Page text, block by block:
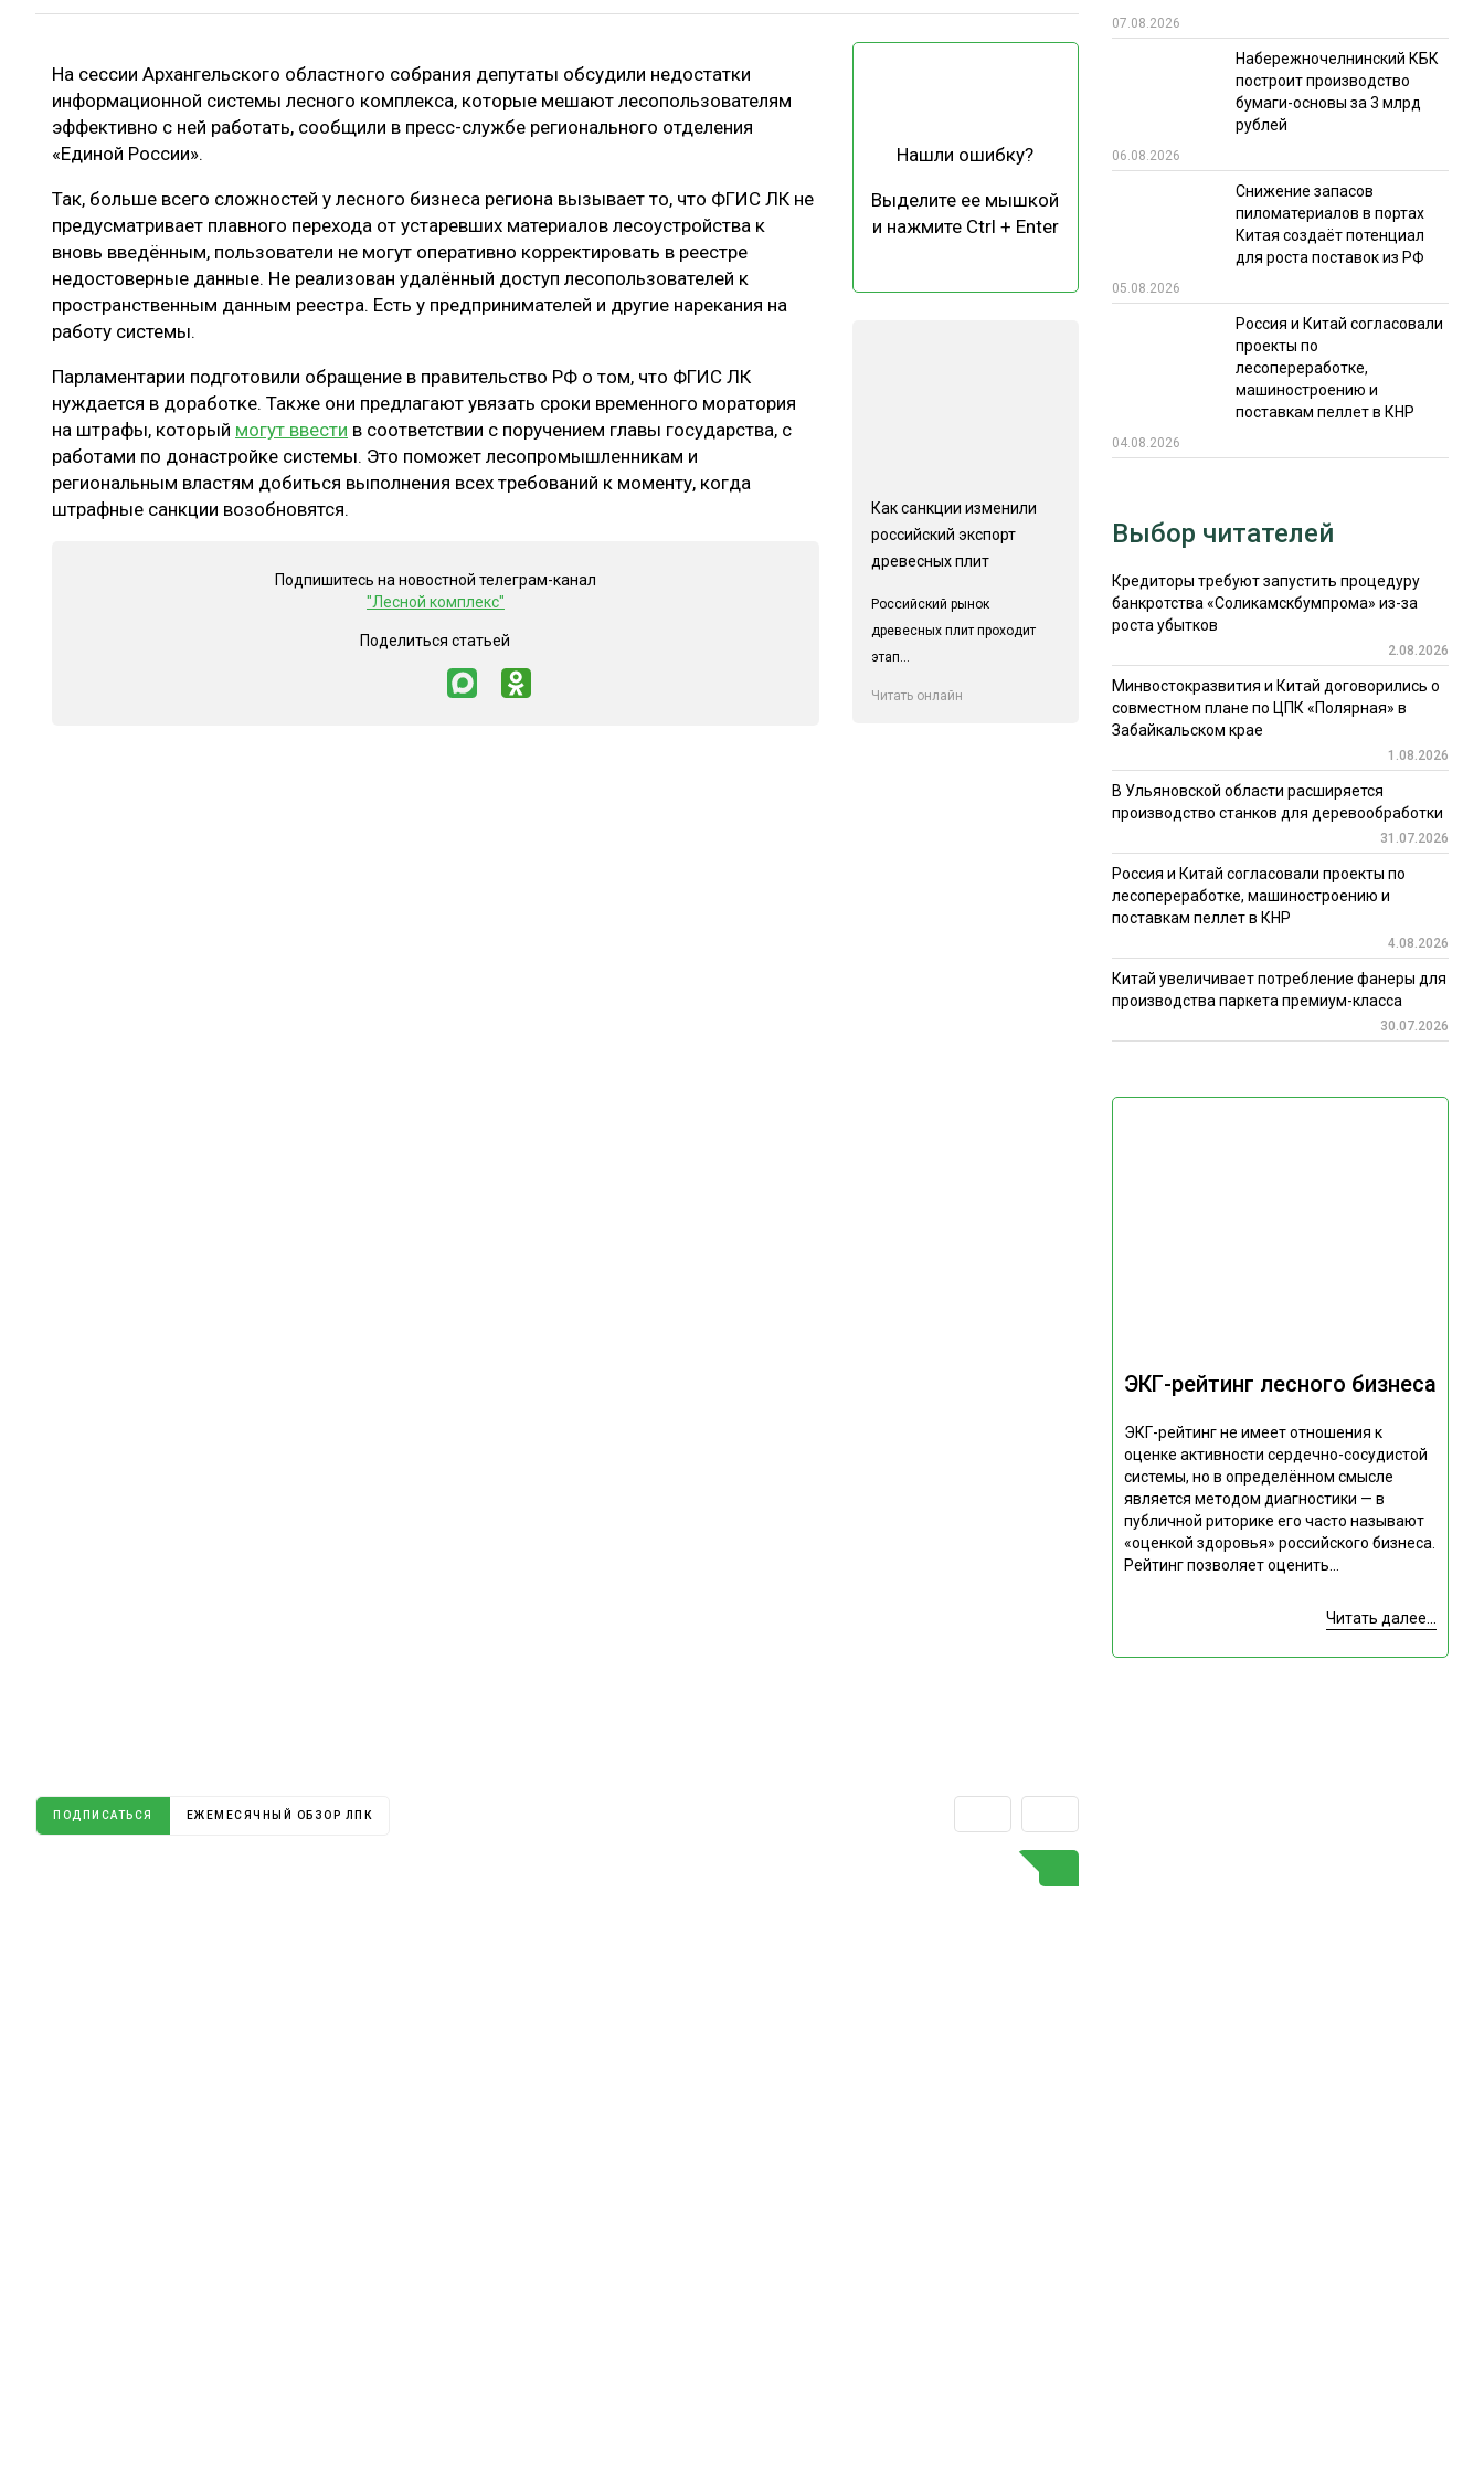
ЛЕСОВОССТАНОВЛЕНИЕ И ЗАЩИТА
ПРОИЗВОДСТВО ДРЕВЕСНЫХ ПЛИТ
ЦБП
СУШКА ДРЕВЕСИНЫ РЫНОК
РЫНКИ СБЫТА
ЭКСПЕРТНОЕ МНЕНИЕ
ИТОГИ МЕРОПРИЯТИЙ
На сессии Архангельского областного собрания депутаты обсудили недостатки
информационной системы лесного комплекса, которые мешают лесопользователям
эффективно с ней работать, сообщили в пресс-службе регионального отделения
«Единой России».
Так, больше всего сложностей у лесного бизнеса региона вызывает то, что ФГИС ЛК не
предусматривает плавного перехода от устаревших материалов лесоустройства к
вновь введённым, пользователи не могут оперативно корректировать в реестре
недостоверные данные. Не реализован удалённый доступ лесопользователей к
пространственным данным реестра. Есть у предпринимателей и другие нарекания на
работу системы.
Парламентарии подготовили обращение в правительство РФ о том, что ФГИС ЛК
нуждается в доработке. Также они предлагают увязать сроки временного моратория
на штрафы, который могут ввести в соответствии с поручением главы государства, с
работами по донастройке системы. Это поможет лесопромышленникам и
региональным властям добиться выполнения всех требований к моменту, когда
штрафные санкции возобновятся.
Подпишитесь на новостной телеграм-канал
"Лесной комплекс"
Поделиться статьей
Нашли ошибку?
Выделите ее мышкой
и нажмите Ctrl + Enter
Как санкции изменили
российский экспорт
древесных плит
Российский рынок
древесных плит проходит
этап...
Читать онлайн
07.08.2026
Набережночелнинский КБК
построит производство
бумаги-основы за 3 млрд
рублей
06.08.2026
Снижение запасов
пиломатериалов в портах
Китая создаёт потенциал
для роста поставок из РФ
05.08.2026
Россия и Китай согласовали
проекты по
лесопереработке,
машиностроению и
поставкам пеллет в КНР
04.08.2026
ЭКГ-рейтинг лесного бизнеса
ЭКГ-рейтинг не имеет отношения к
оценке активности сердечно-сосудистой
системы, но в определённом смысле
является методом диагностики — в
публичной риторике его часто называют
«оценкой здоровья» российского бизнеса.
Рейтинг позволяет оценить...
Читать далее...
ПОДПИСАТЬСЯ ЕЖЕМЕСЯЧНЫЙ ОБЗОР ЛПК
Выбор читателей
Кредиторы требуют запустить процедуру
банкротства «Соликамскбумпрома» из-за
роста убытков
2.08.2026
Минвостокразвития и Китай договорились о
совместном плане по ЦПК «Полярная» в
Забайкальском крае
1.08.2026
В Ульяновской области расширяется
производство станков для деревообработки
31.07.2026
Россия и Китай согласовали проекты по
лесопереработке, машиностроению и
поставкам пеллет в КНР
4.08.2026
Китай увеличивает потребление фанеры для
производства паркета премиум-класса
30.07.2026